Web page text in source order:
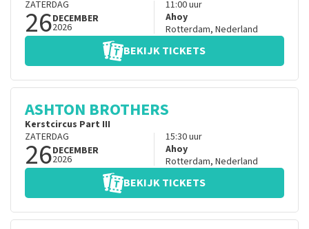
ZATERDAG
26DECEMBER
2026
11:00uur
Ahoy
Rotterdam, Nederland
BEKIJK TICKETS
ASHTON BROTHERS
Kerstcircus Part III
ZATERDAG
26DECEMBER
2026
15:30uur
Ahoy
Rotterdam, Nederland
BEKIJK TICKETS